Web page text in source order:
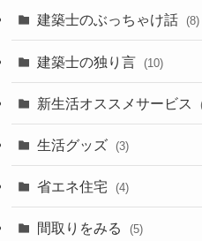
建築士のぶっちゃけ話 (8)
建築士の独り言 (10)
新生活オススメサービス
生活グッズ (3)
省エネ住宅 (4)
間取りをみる (5)